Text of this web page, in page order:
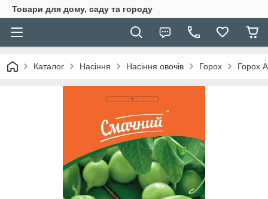
Товари для дому, саду та городу
Каталог Насіння Насіння овочів Горох Горох